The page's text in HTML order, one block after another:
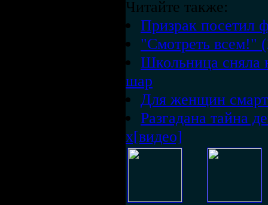
Читайте также:
Призрак посетил
"Смотреть всем!"
Школьница сняла
шар
Для женщин
Разгадана тайна
х[видео]